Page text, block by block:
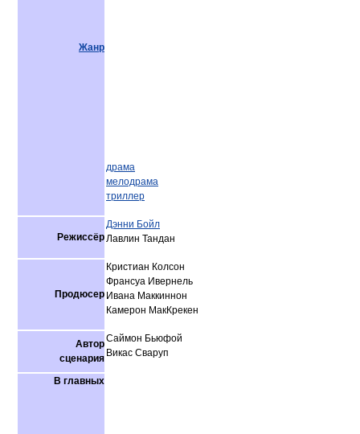
Жанр
драма
мелодрама
триллер
Режиссёр
Дэнни Бойл
Лавлин Тандан
Продюсер
Кристиан Колсон
Франсуа Ивернель
Ивана Маккиннон
Камерон МакКрекен
Автор
сценария
Саймон Бьюфой
Викас Сваруп
В главных